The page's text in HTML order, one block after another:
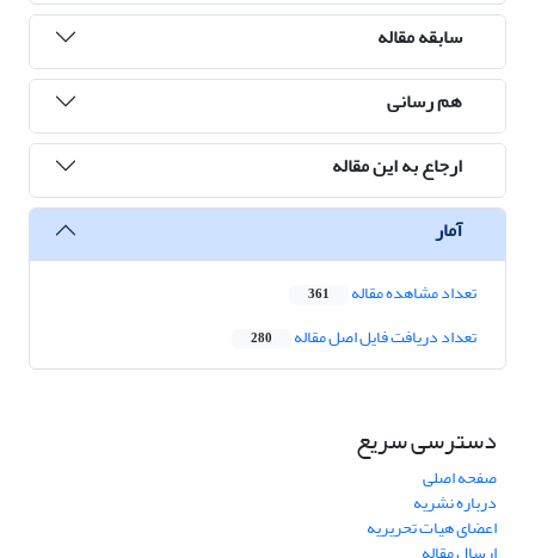
سابقه مقاله
هم رسانی
ارجاع به این مقاله
آمار
تعداد مشاهده مقاله 361
تعداد دریافت فایل اصل مقاله 280
دسترسی سریع
صفحه اصلی
درباره نشریه
اعضای هیات تحریریه